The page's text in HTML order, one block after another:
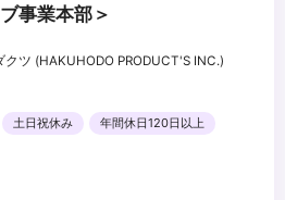
事業本部＞
ツ (HAKUHODO PRODUCT'S INC.)
土日祝休み
年間休日120日以上